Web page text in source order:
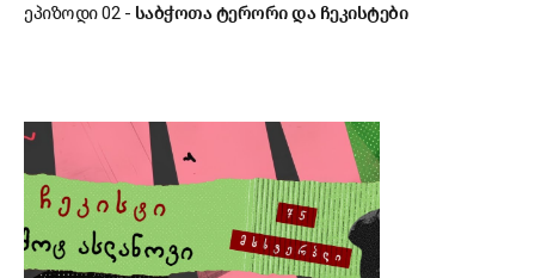
ეპიზოდი 02 - საბჭოთა ტერორი და ჩეკისტები